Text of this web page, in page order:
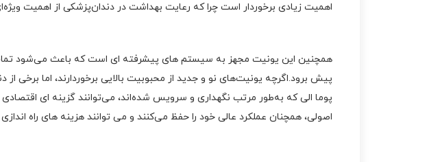
اهمیت زیادی برخوردار است چرا که رعایت بهداشت در دندان‌پزشکی از اهمیت
همچنین این یونیت مجهز به سیستم‌ های پیشرفته‌ ای است که باعث می‌شود
پیش برود.اگرچه یونیت‌های نو و جدید از محبوبیت بالایی برخوردارند، اما برخی از
پوما الی که به‌طور مرتب نگهداری و سرویس شده‌اند، می‌توانند گزینه‌ ای
اصولی، همچنان عملکرد عالی خود را حفظ می‌کنند و می‌ توانند هزینه‌ های راه‌